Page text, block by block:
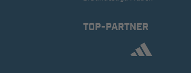
TOP-PARTNER